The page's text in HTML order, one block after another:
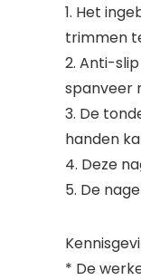
1. Het
trimmen
2. Anti-
spanveer
3. De
handen
4. Deze
5. De
* De